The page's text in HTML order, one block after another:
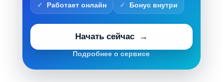
Работает онлайн Бонус внутри
Начать сейчас
Подробнее о сервисе